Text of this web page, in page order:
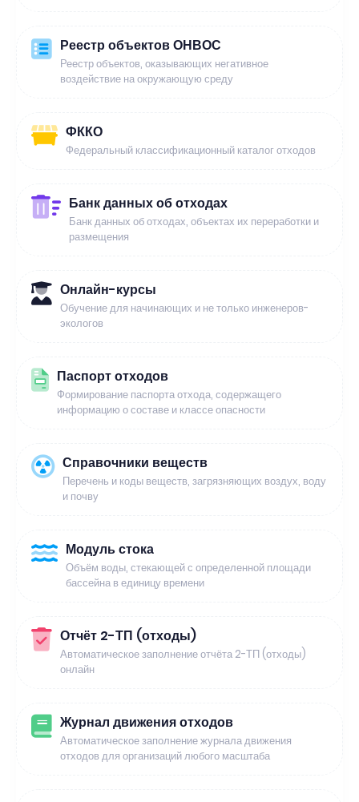
Реестр объектов ОНВОС
Реестр объектов, оказывающих негативное
воздействие на окружающую среду
ФККО
Федеральный классификационный каталог отходов
Банк данных об отходах
Банк данных об отходах, объектах их переработки и
размещения
Онлайн-курсы
Обучение для начинающих и не только инженеров-
экологов
Паспорт отходов
Формирование паспорта отхода, содержащего
информацию о составе и классе опасности
Справочники веществ
Перечень и коды веществ, загрязняющих воздух, воду
и почву
Модуль стока
Объём воды, стекающей с определенной площади
бассейна в единицу времени
Отчёт 2-ТП (отходы)
Автоматическое заполнение отчёта 2-ТП (отходы)
онлайн
Журнал движения отходов
Автоматическое заполнение журнала движения
отходов для организаций любого масштаба